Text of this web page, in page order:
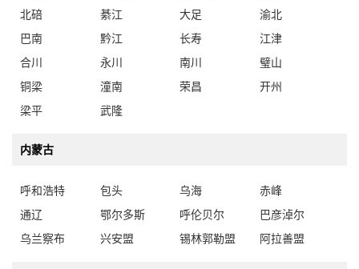
北碚
綦江 大足
渝北
巴南
黔江 长寿
江津
合川
永川 南川
璧山
铜梁
潼南 荣昌
开州
梁平
武隆
内蒙古
呼和浩特 包头 乌海
赤峰
通辽
鄂尔多斯 呼伦贝尔
巴彦淖尔
乌兰察布
兴安盟 锡林郭勒盟 阿拉善盟